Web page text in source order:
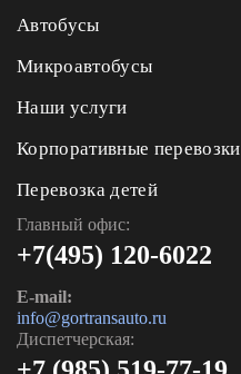
Автобусы
Микроавтобусы
Наши услуги
Корпоративные перевозки
Перевозка детей
Главный офис:
+7(495) 120-6022
E-mail:
info@gortransauto.ru
Диспетчерская: